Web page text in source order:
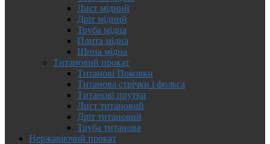
Лист мідний
Дріт мідний
Труба мідна
Плита мідна
Шина мідна
Титановий прокат
Титанові Поковки
Титанова стрічки і фольга
Титанові прутки
Лист титановий
Дріт титановий
Труба титанова
Нержавіючий прокат